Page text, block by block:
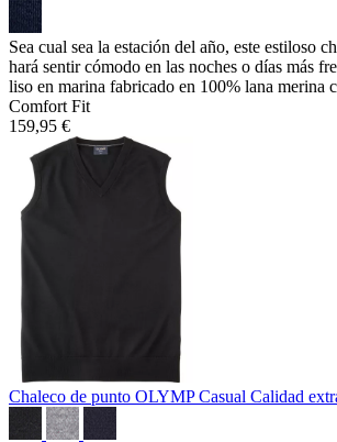
Sea cual sea la estación del año, este estiloso
hará sentir cómodo en las noches o días más
liso en marina fabricado en 100% lana merina
Comfort Fit
159,95 €
Chaleco de punto OLYMP Casual Calidad